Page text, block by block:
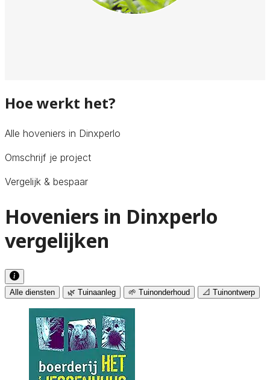
Hoe werkt het?
Alle hoveniers in Dinxperlo
Omschrijf je project
Vergelijk & bespaar
Hoveniers in Dinxperlo
vergelijken
Alle diensten 🌿 Tuinaanleg 🌱 Tuinonderhoud 📐 Tuinontwerp